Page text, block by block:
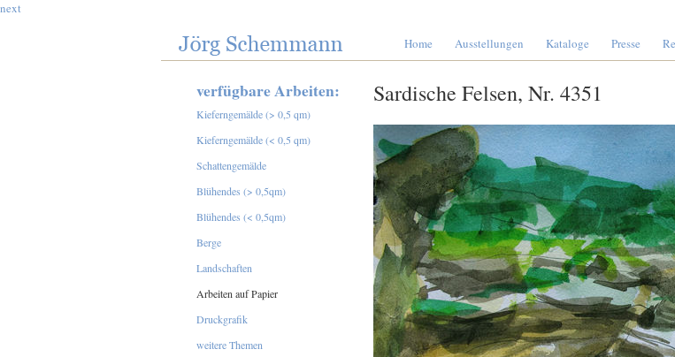
next
Home Ausstellungen Kataloge Presse
Sardische Felsen, Nr. 4351
verfügbare Arbeiten:
Kieferngemälde (> 0,5 qm)
Kieferngemälde (< 0,5 qm)
Schattengemälde
Blühendes (> 0,5qm)
Blühendes (< 0,5qm)
Berge
Landschaften
Arbeiten auf Papier
Druckgrafik
weitere Themen